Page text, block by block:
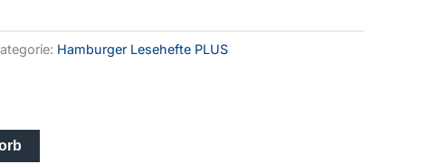
Hamburger Lesehefte PLUS